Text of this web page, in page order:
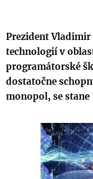
Prezident
technologií v
programátorské
dostatočne
monopol, se